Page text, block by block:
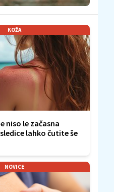
KOŽA
niso le začasna
lahko čutite še
NOVICE